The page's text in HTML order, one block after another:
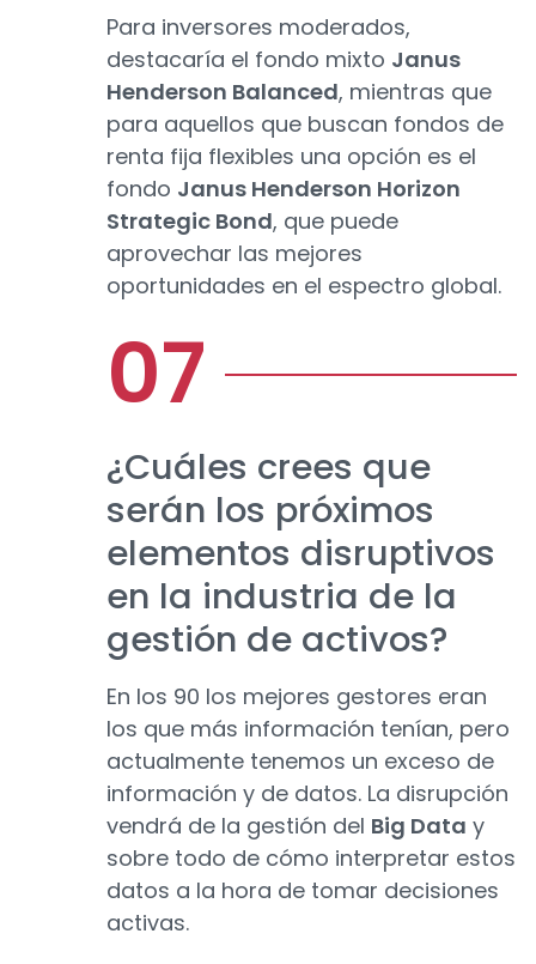
Para inversores moderados,
destacaría el fondo mixto Janus
Henderson Balanced, mientras que
para aquellos que buscan fondos de
renta fija flexibles una opción es el
fondo Janus Henderson Horizon
Strategic Bond, que puede
aprovechar las mejores
oportunidades en el espectro global.
¿Cuáles crees que
serán los próximos
elementos disruptivos
en la industria de la
gestión de activos?
En los 90 los mejores gestores eran
los que más información tenían, pero
actualmente tenemos un exceso de
información y de datos. La disrupción
vendrá de la gestión del Big Data y
sobre todo de cómo interpretar estos
datos a la hora de tomar decisiones
activas.